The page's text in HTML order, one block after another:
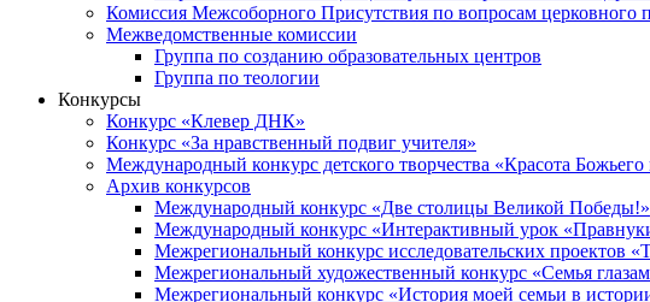
Комиссия Межсоборного Присутствия по вопросам церковного
Межведомственные комиссии
Группа по созданию образовательных центров
Группа по теологии
Конкурсы
Конкурс «Клевер ДНК»
Конкурс «За нравственный подвиг учителя»
Международный конкурс детского творчества «Красота Божьего
Архив конкурсов
Международный конкурс «Две столицы Великой Победы!»
Международный конкурс «Интерактивный урок
Межрегиональный конкурс исследовательских проектов
Межрегиональный художественный конкурс «Семья
Межрегиональный конкурс «История моей семьи в